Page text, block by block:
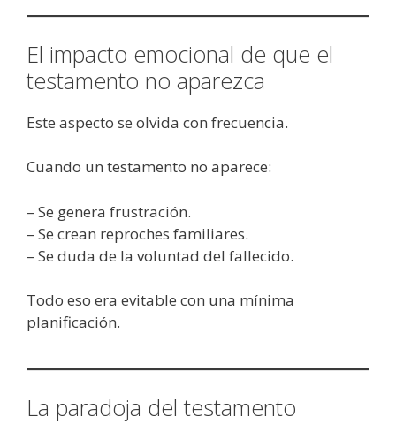
El impacto emocional de que el
testamento no aparezca
Este aspecto se olvida con frecuencia.
Cuando un testamento no aparece:
– Se genera frustración.
– Se crean reproches familiares.
– Se duda de la voluntad del fallecido.
Todo eso era evitable con una mínima
planificación.
La paradoja del testamento